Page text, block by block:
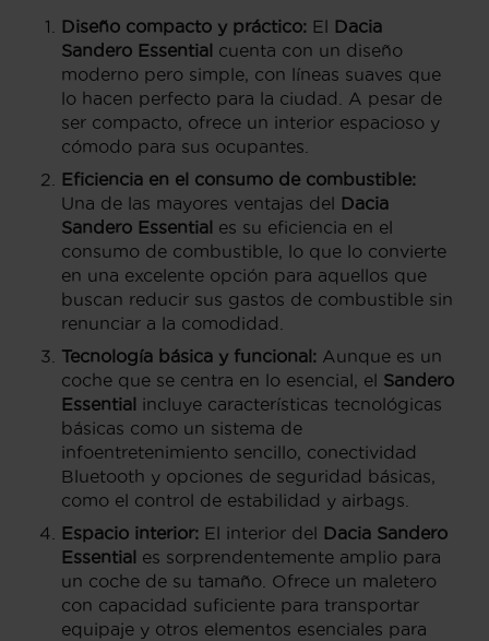
Diseño compacto y práctico: El Dacia
Sandero Essential cuenta con un diseño
moderno pero simple, con líneas suaves que
lo hacen perfecto para la ciudad. A pesar de
ser compacto, ofrece un interior espacioso y
cómodo para sus ocupantes.
Eficiencia en el consumo de combustible:
Una de las mayores ventajas del Dacia
Sandero Essential es su eficiencia en el
consumo de combustible, lo que lo convierte
en una excelente opción para aquellos que
buscan reducir sus gastos de combustible sin
renunciar a la comodidad.
Tecnología básica y funcional: Aunque es un
coche que se centra en lo esencial, el Sandero
Essential incluye características tecnológicas
básicas como un sistema de
infoentretenimiento sencillo, conectividad
Bluetooth y opciones de seguridad básicas,
como el control de estabilidad y airbags.
Espacio interior: El interior del Dacia Sandero
Essential es sorprendentemente amplio para
un coche de su tamaño. Ofrece un maletero
con capacidad suficiente para transportar
equipaje y otros elementos esenciales para